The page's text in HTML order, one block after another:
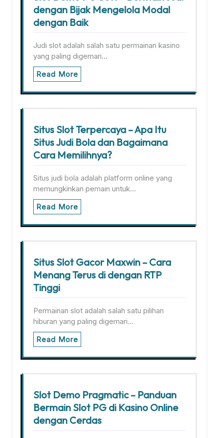
dengan Bijak Mengelola Modal
dengan Baik
Judi slot adalah salah satu permainan kasino
yang paling digemari…
Read More
Situs Slot Terpercaya – Apa Itu
Situs Judi Bola dan Bagaimana
Cara Memilihnya?
Situs judi bola adalah platform online yang
memungkinkan pemain untuk…
Read More
Situs Slot Gacor Maxwin – Cara
Menang Terus di dengan RTP
Tinggi
Permainan slot adalah salah satu pilihan
hiburan yang paling digemari…
Read More
Slot Demo Pragmatic – Panduan
Bermain Slot PG di Kasino Online
dengan Cerdas